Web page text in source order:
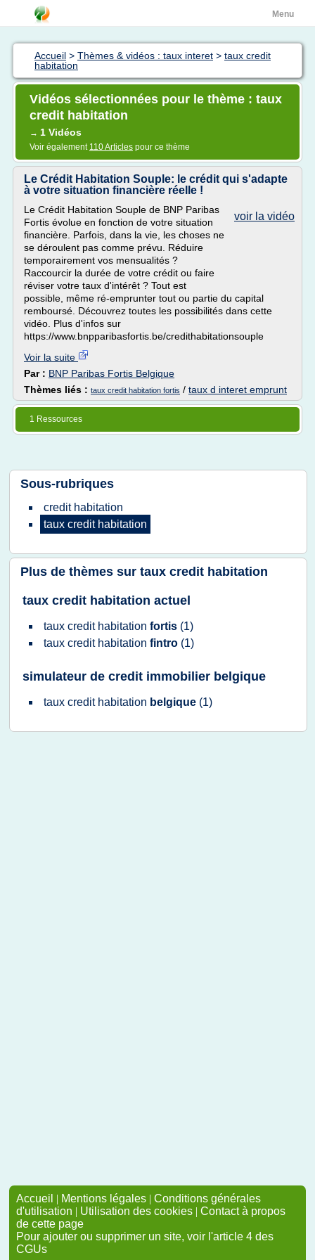
Menu
Accueil > Thèmes & vidéos : taux interet > taux credit
habitation
Vidéos sélectionnées pour le thème : taux
credit habitation
→ 1 Vidéos
Voir également 110 Articles pour ce thème
Le Crédit Habitation Souple: le crédit qui s'adapte
à votre situation financière réelle !
voir la vidéo
Le Crédit Habitation Souple de BNP Paribas
Fortis évolue en fonction de votre situation
financière. Parfois, dans la vie, les choses ne
se déroulent pas comme prévu. Réduire
temporairement vos mensualités ?
Raccourcir la durée de votre crédit ou faire
réviser votre taux d'intérêt ? Tout est
possible, même ré-emprunter tout ou partie du capital
remboursé. Découvrez toutes les possibilités dans cette
vidéo. Plus d'infos sur
https://www.bnpparibasfortis.be/credithabitationsouple
Voir la suite
Par : BNP Paribas Fortis Belgique
Thèmes liés : taux credit habitation fortis / taux d interet emprunt
1 Ressources
Sous-rubriques
credit habitation
taux credit habitation
Plus de thèmes sur taux credit habitation
taux credit habitation actuel
taux credit habitation fortis (1)
taux credit habitation fintro (1)
simulateur de credit immobilier belgique
taux credit habitation belgique (1)
Accueil | Mentions légales | Conditions générales
d'utilisation | Utilisation des cookies | Contact à propos
de cette page
Pour ajouter ou supprimer un site, voir l'article 4 des
CGUs